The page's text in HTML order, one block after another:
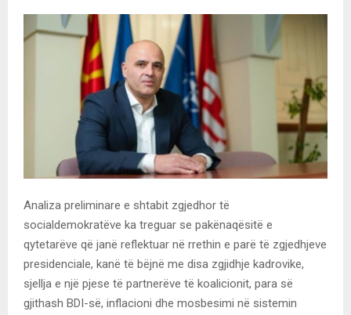
Analiza preliminare e shtabit zgjedhor të
socialdemokratëve ka treguar se pakënaqësitë e
qytetarëve që janë reflektuar në rrethin e parë të zgjedhjeve
presidenciale, kanë të bëjnë me disa zgjidhje kadrovike,
sjellja e një pjese të partnerëve të koalicionit, para së
gjithash BDI-së, inflacioni dhe mosbesimi në sistemin